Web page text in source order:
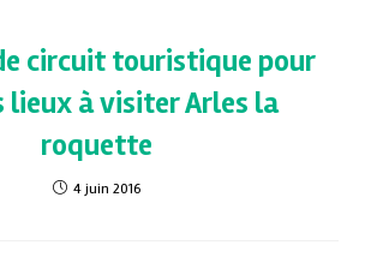
circuit touristique pour
lieux à visiter Arles la
roquette
4 juin 2016